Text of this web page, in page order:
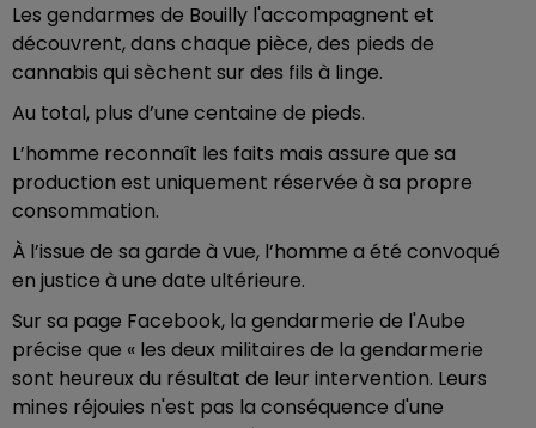
Les gendarmes de Bouilly l'accompagnent et
découvrent, dans chaque pièce, des pieds de
cannabis qui sèchent sur des fils à linge.
Au total, plus d’une centaine de pieds.
L’homme reconnaît les faits mais assure que sa
production est uniquement réservée à sa propre
consommation.
À l’issue de sa garde à vue, l’homme a été convoqué
en justice à une date ultérieure.
Sur sa page Facebook, la gendarmerie de l'Aube
précise que « les deux militaires de la gendarmerie
sont heureux du résultat de leur intervention. Leurs
mines réjouies n'est pas la conséquence d'une